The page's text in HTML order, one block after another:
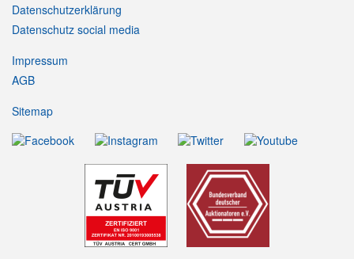
Datenschutzerklärung
Datenschutz social media
Impressum
AGB
Sitemap